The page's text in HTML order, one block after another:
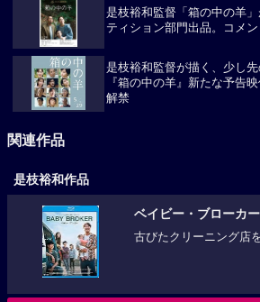
是枝裕和監督「箱の中の羊
ティション部門出品。コメ
是枝裕和監督が描く、少し
『箱の中の羊』新たな予告
解禁
関連作品
是枝裕和作品
ベイビー・ブローカー
古びたクリーニング店